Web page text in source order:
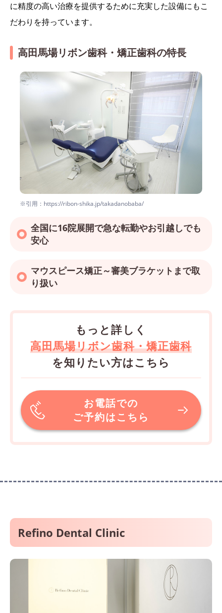
に精度の高い治療を提供するために充実した設備にもこ
だわりを持っています。
高田馬場リボン歯科・矯正歯科の特長
※引用：https://ribon-shika.jp/takadanobaba/
全国に16院展開で急な転勤やお引越しでも
安心
マウスピース矯正～審美ブラケットまで取
り扱い
もっと詳しく
高田馬場リボン歯科・矯正歯科
を知りたい方はこちら
お電話での
ご予約はこちら
Refino Dental Clinic